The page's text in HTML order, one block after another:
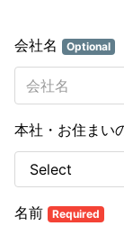
会社名 Optional
本社・お住まい
名前 Required